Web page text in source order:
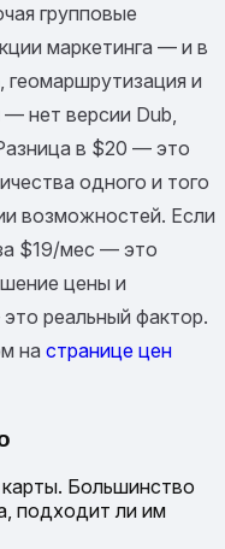
групповые
маркетинга — и в
геомаршрутизация и
— нет версии Dub,
в $20 — это
одного и того
возможностей. Если
$19/мес — это
цены и
реальный фактор.
на странице цен
Большинство
подходит ли им